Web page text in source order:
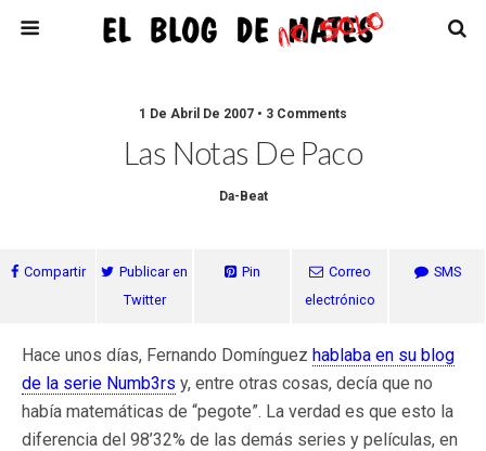
1 De Abril De 2007 • 3 Comments
Las Notas De Paco
Da-Beat
Compartir
Publicar en
Twitter
Pin
Correo
electrónico
SMS
Hace unos días, Fernando Domínguez hablaba en su blog
de la serie Numb3rs y, entre otras cosas, decía que no
había matemáticas de “pegote”. La verdad es que esto la
diferencia del 98’32% de las demás series y películas, en